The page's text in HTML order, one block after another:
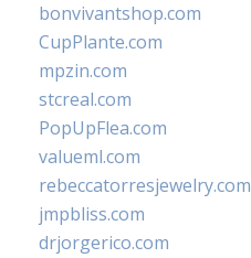
bonvivantshop.com
CupPlante.com
mpzin.com
stcreal.com
PopUpFlea.com
valueml.com
rebeccatorresjewelry.com
jmpbliss.com
drjorgerico.com